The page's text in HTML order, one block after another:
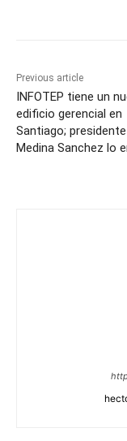
Previous article
INFOTEP tiene un
edificio gerencial en
Santiago;
Medina Sanchez lo